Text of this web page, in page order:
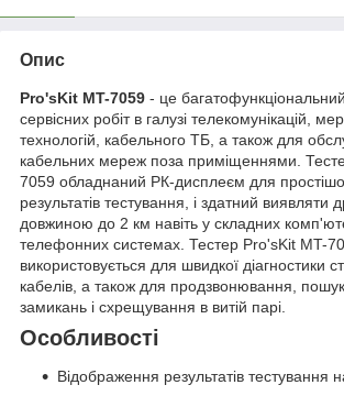
Опис
Pro'sKit MT-7059 - це
сервісних робіт в галузі телекомунікацій,
технологій, кабельного ТБ, а також для
кабельних мереж поза приміщеннями.
7059 обладнаний РК-дисплеєм для
результатів тестування, і здатний виявляти
довжиною до 2 км навіть у складних
телефонних системах. Тестер Pro'sKit MT-
використовується для швидкої діагностики
кабелів, а також для продзвонювання,
замикань і схрещування в витій парі.
Особливості
Відображення результатів тестування